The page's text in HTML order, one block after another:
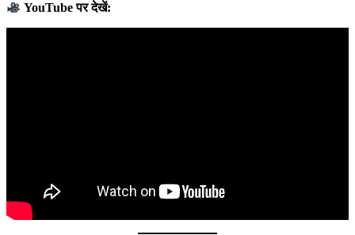
YouTube पर देखें: